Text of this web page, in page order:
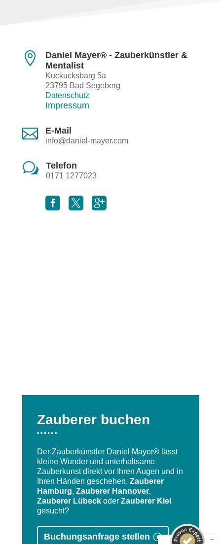

Daniel Mayer® - Zauberkünstler &
Mentalist
Kuckucksbarg 5a
23795 Bad Segeberg
Datenschutz
Impressum
 E-Mail
info@daniel-mayer.com
w Telefon
0171 1277023
  
Zauberer buchen
Der Zauberkünstler Daniel Mayer® lässt
kleine Wunder und unterhaltsame
Zauberkunst direkt vor Ihren Augen und in
Ihren Händen geschehen. Zauberer
Hamburg, Zauberer Hannover,
Zauberer Lübeckoder Zauberer Kiel
gesucht?
Buchungsanfrage stellen
Kundenbewertungen und Erfahrungen zu
Daniel Mayer - Zauberkünstler
ProvenExpert.com
SEHR GUT
4,90
/
5,00